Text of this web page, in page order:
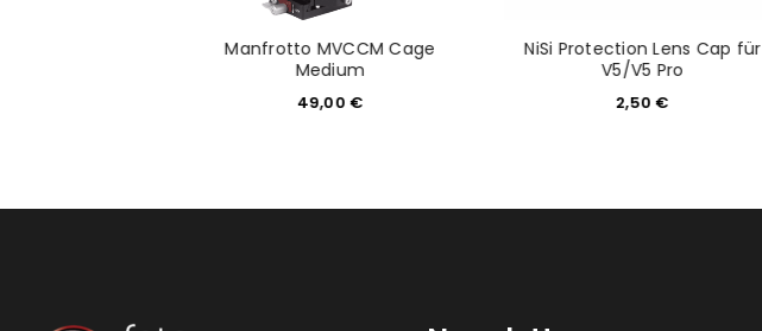
Manfrotto MVCCM Cage
Medium
49,00 €
NiSi Protection Lens Cap für
V5/V5 Pro
2,50€